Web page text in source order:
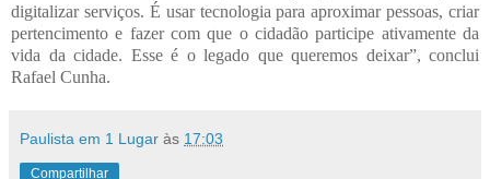
digitalizar serviços. É usar tecnologia para aproximar pessoas, criar
pertencimento e fazer com que o cidadão participe ativamente da
vida da cidade. Esse é o legado que queremos deixar”, conclui
Rafael Cunha.
Paulista em 1 Lugar às 17:03
Compartilhar